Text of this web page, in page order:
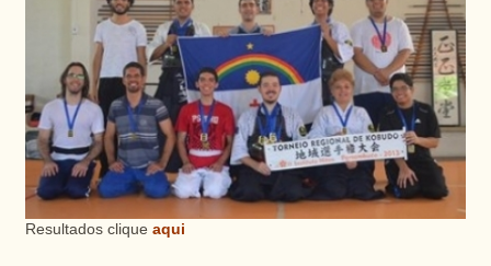
Resultados clique aqui